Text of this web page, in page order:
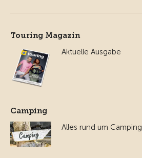
Touring Magazin
Aktuelle Ausgabe
Camping
Alles rund um Camping